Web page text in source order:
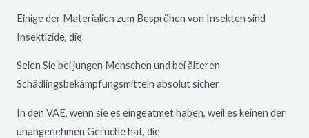
Einige der Materialien zum Besprühen von Insekten sind
Insektizide, die
Seien Sie bei jungen Menschen und bei älteren
Schädlingsbekämpfungsmitteln absolut sicher
In den VAE, wenn sie es eingeatmet haben, weil es keinen der
unangenehmen Gerüche hat, die